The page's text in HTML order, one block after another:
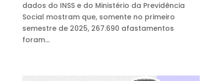
dados do INSS e do Ministério da Previdência
Social mostram que, somente no primeiro
semestre de 2025, 267.690 afastamentos
foram...